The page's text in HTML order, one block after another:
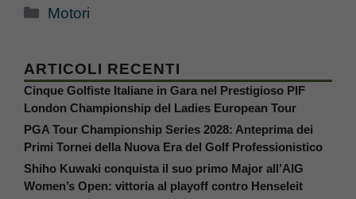
Categorie
Motori
ARTICOLI RECENTI
Cinque Golfiste Italiane in Gara nel Prestigioso PIF
London Championship del Ladies European Tour
PGA Tour Championship Series 2028: Anteprima dei
Primi Tornei della Nuova Era del Golf Professionistico
Shiho Kuwaki conquista il suo primo Major all’AIG
Women’s Open: vittoria al playoff contro Henseleit